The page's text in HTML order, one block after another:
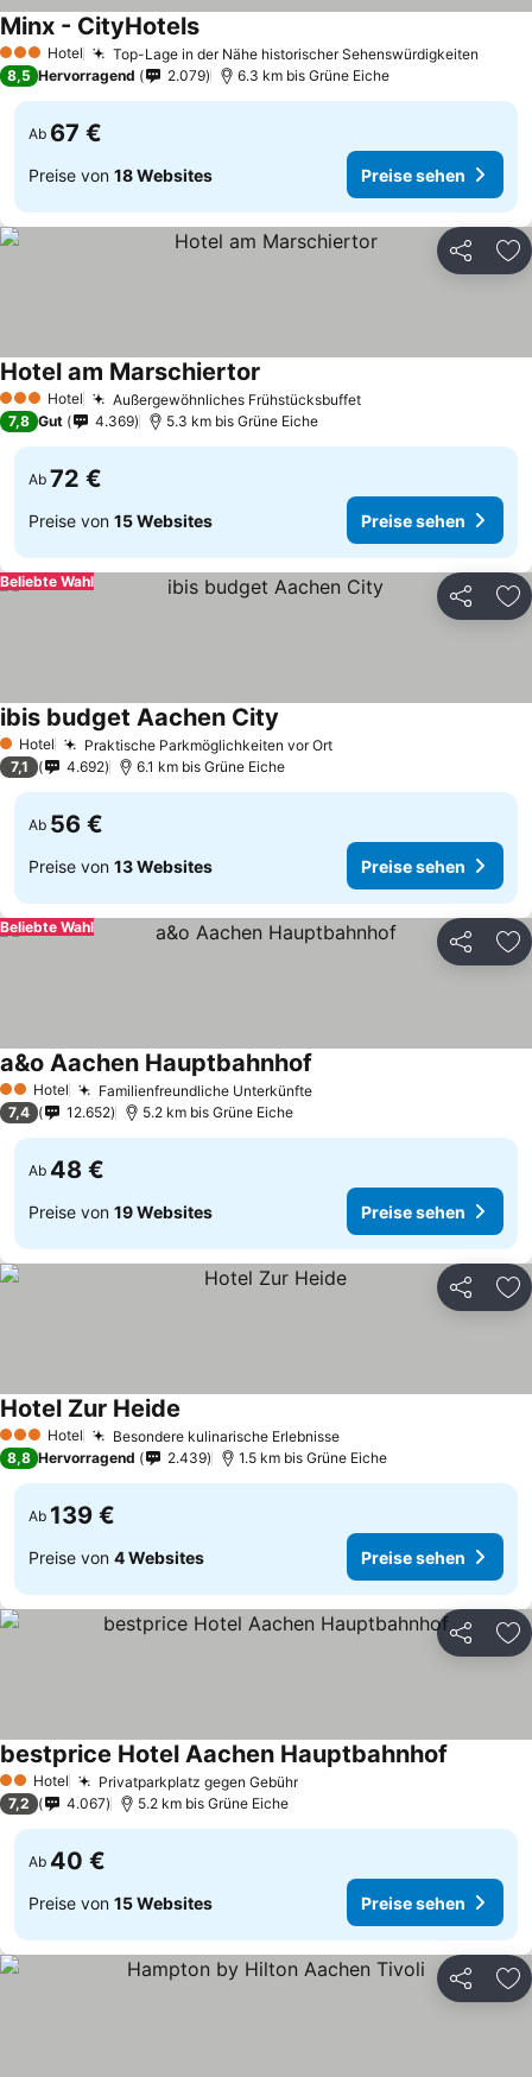
3 SterneHotel Top-Lage in der Nähe historischer Sehenswürdigkeiten
Minx - CityHotels
8,5 Hervorragend 2.079 6.3 km bis Grüne Eiche
Ab 67 €
Preise von 18 Websites Preise sehen
Teilen
3 SterneHotel Außergewöhnliches Frühstücksbuffet
Hotel am Marschiertor
7,8 Gut 4.369 5.3 km bis Grüne Eiche
Ab 72 €
Preise von 15 Websites Preise sehen
Teilen
Beliebte Wahl
1 Sterne
Hotel Praktische Parkmöglichkeiten vor Ort
ibis budget Aachen City
7,1 4.692 6.1 km bis Grüne Eiche
Ab 56 €
Preise von 13 Websites Preise sehen
Teilen
Beliebte Wahl
2 Sterne
Hotel Familienfreundliche Unterkünfte
a&o Aachen Hauptbahnhof
7,4 12.652 5.2 km bis Grüne Eiche
Ab 48 €
Preise von 19 Websites Preise sehen
Teilen
3 SterneHotel Besondere kulinarische Erlebnisse
Hotel Zur Heide
8,8 Hervorragend 2.439 1.5 km bis Grüne Eiche
Ab 139 €
Preise von 4 Websites Preise sehen
Teilen
2 Sterne
Hotel Privatparkplatz gegen Gebühr
bestprice Hotel Aachen Hauptbahnhof
7,2 4.067 5.2 km bis Grüne Eiche
Ab 40 €
Preise von 15 Websites Preise sehen
Teilen